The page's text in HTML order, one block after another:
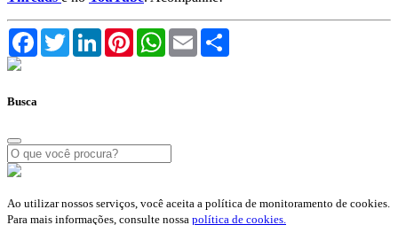
FacebookTwitterLinkedInPinterestWhatsApp
Email
Busca
Ao utilizar nossos serviços, você aceita a política de monitoramento de cookies.
Para mais informações, consulte nossa política de cookies.